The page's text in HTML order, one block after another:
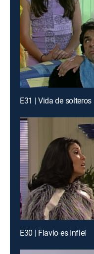
E31 | Vida de solteros
E30 | Flavio es Infiel